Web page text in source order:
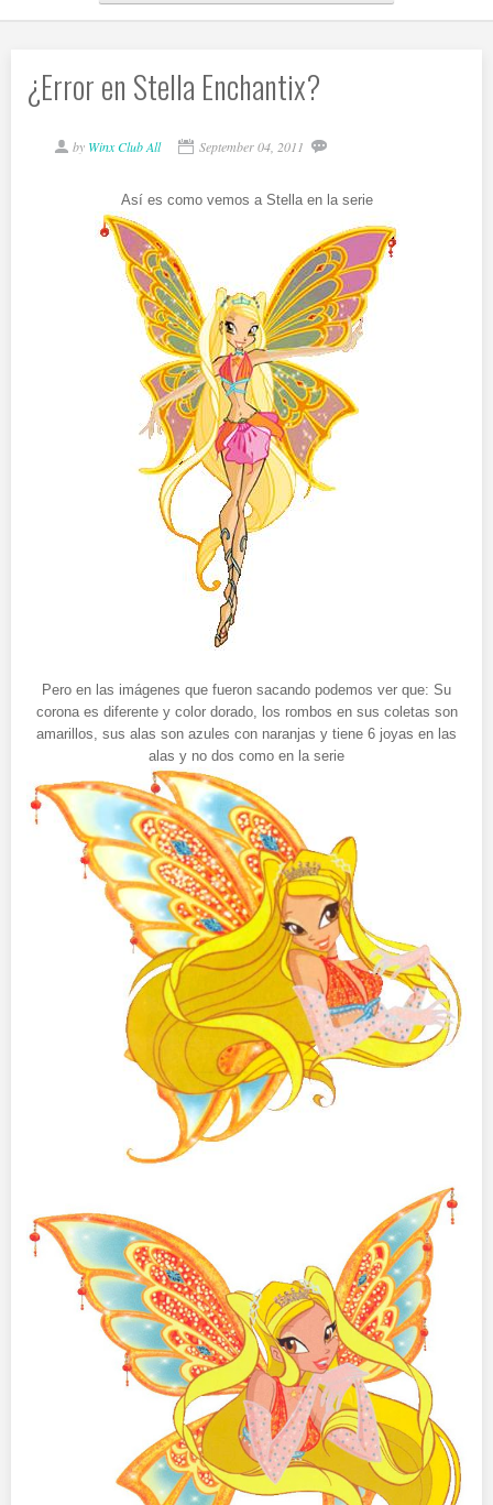
¿Error en Stella Enchantix?
by Winx Club All September 04, 2011
Así es como vemos a Stella en la serie
Pero en las imágenes que fueron sacando podemos ver que: Su
corona es diferente y color dorado, los rombos en sus coletas son
amarillos, sus alas son azules con naranjas y tiene 6 joyas en las
alas y no dos como en la serie